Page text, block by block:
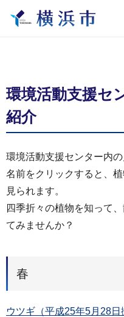
環境活動支援
紹介
環境活動支援センター内
名前をクリックすると、
見られます。
四季折々の植物を知って
てみませんか？
春
ウツギ（平成25年5月28日